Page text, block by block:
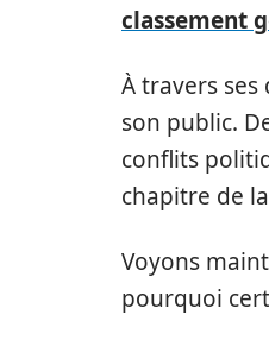
classement
À travers ses
son public.
conflits
chapitre de
Voyons
pourquoi